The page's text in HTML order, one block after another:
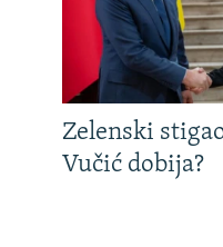
Zelenski
Vučić dobija?